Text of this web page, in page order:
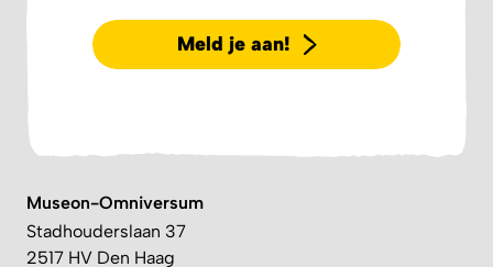
Meld je aan!
Museon-Omniversum
Stadhouderslaan 37
2517 HV Den Haag